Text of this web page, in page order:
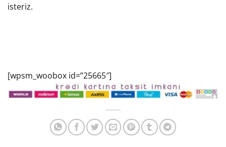
isteriz.
[wpsm_woobox id=”25665″]